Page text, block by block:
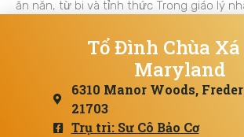
ăn năn, từ bi và tỉnh thức Trong giáo lý
Tổ Đình Chùa
Maryland
6310 Manor Woods,
21703
Trụ trì: Sư Cô Bảo Cơ